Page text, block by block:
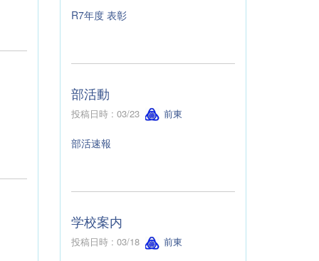
R7年度 表彰
部活動
投稿日時 : 03/23 前東
部活速報
学校案内
投稿日時 : 03/18 前東